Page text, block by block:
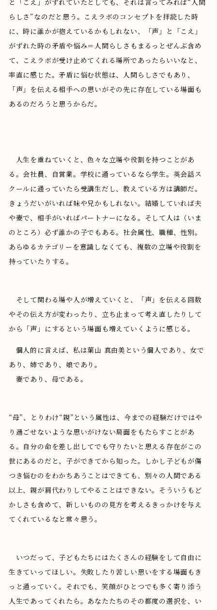
らしさ”なのだと思う。こえラボのコンセプトを拝読した時
に、時に誰かが抱えているかもしれない、「声」と「こえ」
がずれた時の矛盾や悩み＝人間らしさもまるっとぜんぶ含め
て、こえラボが受け止めてくれる場所であったらいいなと、
率直に感じた。矛盾に悩む状態は、人間らしさでもあり、
「声」を伝える相手への思いがその先に存在している場面も
あるのだろうと思うからだ。
人生を重ねていくと、色々な立場や役割を持つことがあ
る。会社員、自営業。学校に通っているなら学生。英会話ス
クールに通っていたら受講生だし、教えている方は講師だ。
きょうだいがいれば妹や兄かもしれない。結婚していれば夫
や妻で、相手がいればパートナーになる。そして人は（いま
のところ）必ず誰かの子でもある。社会属性、職種、性別。
あらゆるカテゴリーを意識しなくても、複数の立場や役割を
持っていたりする。
そして関わる場や人が増えていくと、「声」を伝える回数
やその伝え方が変わったり、立ち止まって考え直したりして
から「声」にするという場面も増えていくように感じる。
個人的に言えば、私は葉山 真由美という個人であり、女で
あり、姉であり、娘であり。
妻であり、母である。
“母”、とりわけ“親”という属性は、今までの経験だけではや
り過ごせないような思いがけない局面をもたらすことがあ
る。自分の命を差し出してでも守りたいと思える存在がこの
世にあるのだと、子ができてから知った。しかし子どもが傷
つき悩むのをわかちあうことはできても、別々の人間である
以上、親が肩代わりしてやることはできない。そういうもど
かしさも含めて、新しいものの見方を考えるきっかけを与え
てくれているなと常々思う。
いつだって、子どもたちにはたくさんの経験をして自由に
生きていってほしい。失敗したり苦しい思いをする場面もき
っと通っていく。それでも、笑顔がひとつでも多く寄り添う
人生であってくれたら。あなたたちのその都度の選択を、い